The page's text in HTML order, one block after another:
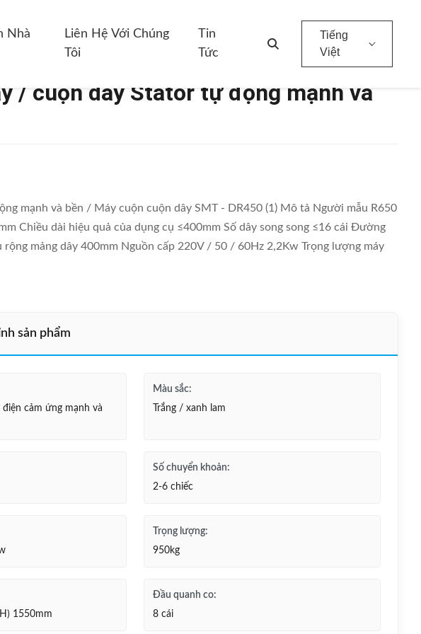
Nhà
Liên Hệ Với Chúng
Tôi
Tin
Tức
Tiếng
Việt
/ cuộn dây Stator tự động mạnh và
mạnh và bền / Máy cuộn cuộn dây SMT - DR450 (1) Mô tả Người mẫu R650
Chiều dài hiệu quả của dụng cụ ≤400mm Số dây song song ≤16 cái Đường
rộng mảng dây 400mm Nguồn cấp 220V / 50 / 60Hz 2,2Kw Trọng lượng máy
sản phẩm
cảm ứng mạnh và
Màu sắc:
Trắng / xanh lam
Số chuyển khoản:
2-6 chiếc
Trọng lượng:
950kg
1550mm
Đầu quanh co:
8 cái